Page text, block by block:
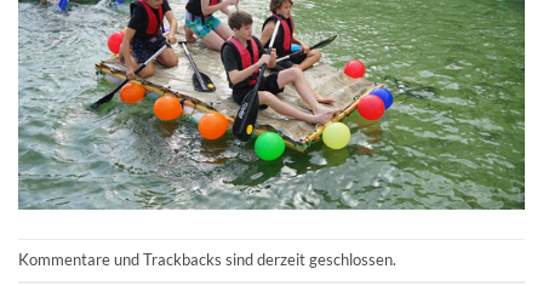
Kommentare und Trackbacks sind derzeit geschlossen.